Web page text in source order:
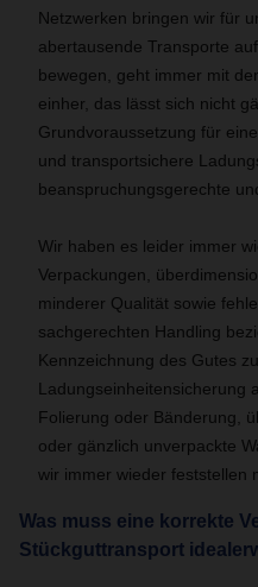
Netzwerken bringen wir für
abertausende Transporte
bewegen, geht immer mit
einher, das lässt sich nicht
Grundvoraussetzung für
und transportsichere
beanspruchungsgerechte
Wir haben es leider immer
Verpackungen,
minderer Qualität sowie
sachgerechten Handling
Kennzeichnung des Gutes
Ladungseinheitensicherung
Folierung oder Bänderung,
oder gänzlich unverpackte
wir immer wieder feststellen
Was muss eine korrekte
Stückguttransport